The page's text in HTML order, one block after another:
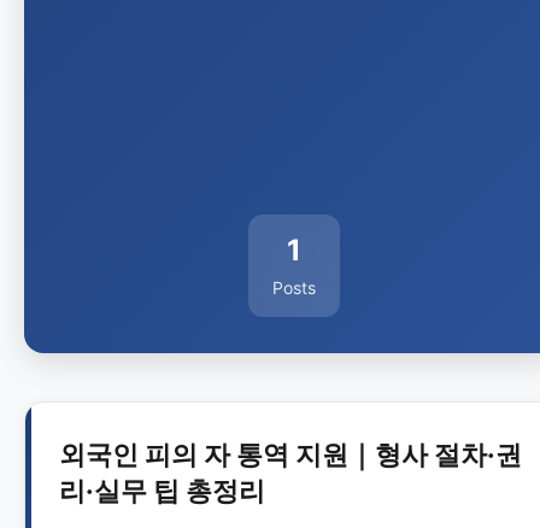
1
Posts
외국인 피의 자 통역 지원｜형사 절차·권
리·실무 팁 총정리